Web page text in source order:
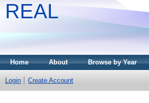
REAL
Home About Browse by Year
Login Create Account